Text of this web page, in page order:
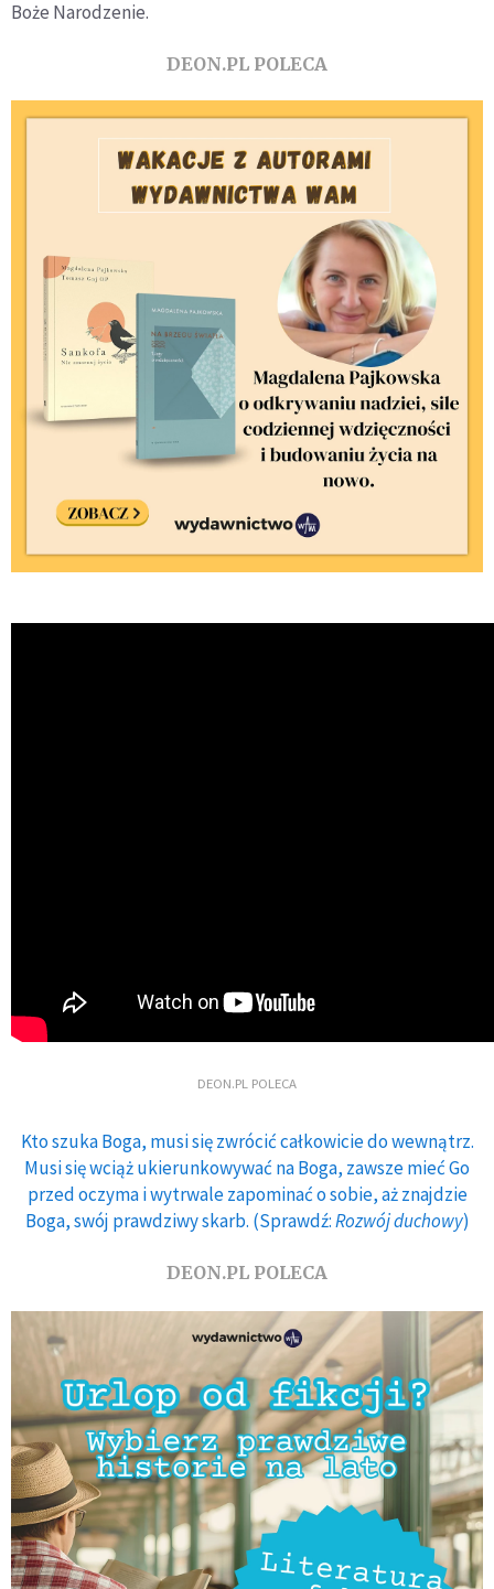
Boże Narodzenie.
DEON.PL POLECA
DEON.PL POLECA
Kto szuka Boga, musi się zwrócić całkowicie do wewnątrz.
Musi się wciąż ukierunkowywać na Boga, zawsze mieć Go
przed oczyma i wytrwale zapominać o sobie, aż znajdzie
Boga, swój prawdziwy skarb. (Sprawdź:Rozwój duchowy)
DEON.PL POLECA